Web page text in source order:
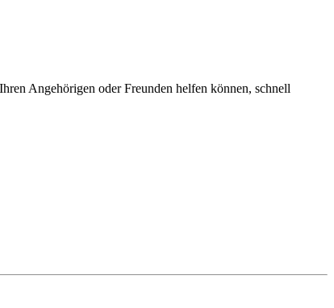
Angehörigen oder Freunden helfen können, schnell